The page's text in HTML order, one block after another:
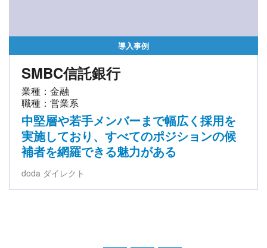
導入事例
SMBC信託銀行
業種：金融
職種：営業系
中堅層や若手メンバーまで幅広く採用を
実施しており、すべてのポジションの候
補者を網羅できる魅力がある
doda ダイレクト